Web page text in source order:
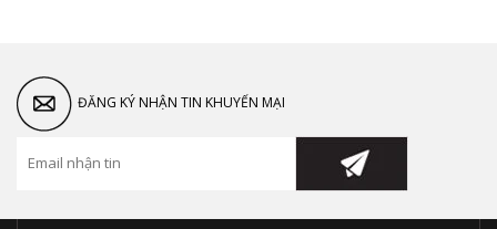
ĐĂNG KÝ NHẬN TIN KHUYẾN MẠI